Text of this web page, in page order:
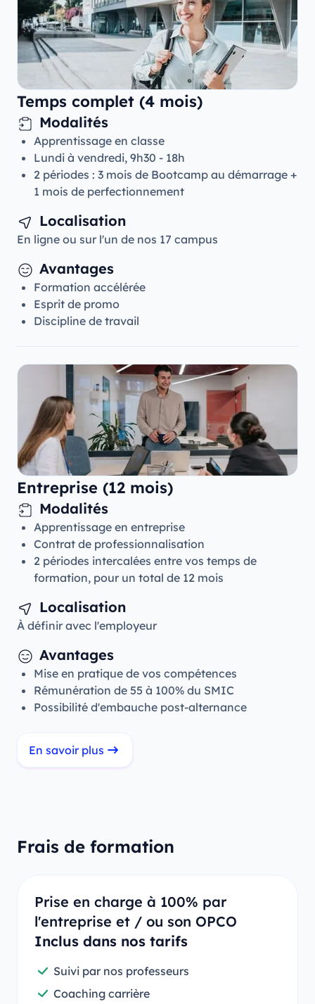
Temps complet (4 mois)
Modalités
Apprentissage en classe
Lundi à vendredi, 9h30 - 18h
2 périodes : 3 mois de Bootcamp au démarrage +
1 mois de perfectionnement
Localisation
En ligne ou sur l'un de nos 17 campus
Avantages
Formation accélérée
Esprit de promo
Discipline de travail
Entreprise (12 mois)
Modalités
Apprentissage en entreprise
Contrat de professionnalisation
2 périodes intercalées entre vos temps de
formation, pour un total de 12 mois
Localisation
À définir avec l'employeur
Avantages
Mise en pratique de vos compétences
Rémunération de 55 à 100% du SMIC
Possibilité d'embauche post-alternance
En savoir plus
Frais de formation
Prise en charge à 100% par
l'entreprise et / ou son OPCO
Inclus dans nos tarifs
Suivi par nos professeurs
Coaching carrière